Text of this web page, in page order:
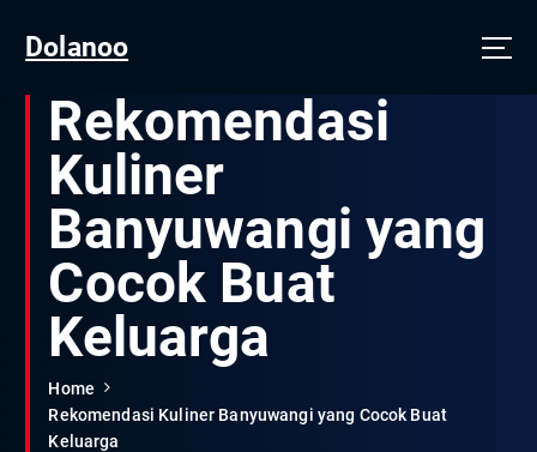
Dolanoo
Rekomendasi
Kuliner
Banyuwangi yang
Cocok Buat
Keluarga
Home
Rekomendasi Kuliner Banyuwangi yang Cocok Buat
Keluarga